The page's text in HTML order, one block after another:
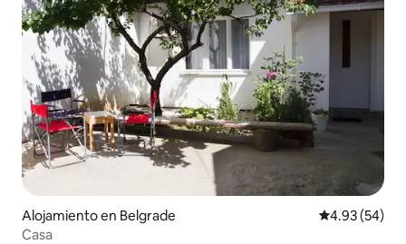
Alojamiento en Belgrade Calificación
4.93 (54)
Casa